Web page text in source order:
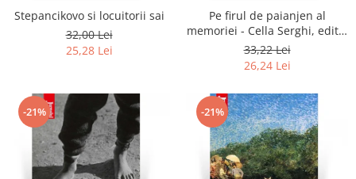
Stepancikovo si locuitorii sai
32,00 Lei
25,28 Lei
Pe firul de paianjen al
memoriei - Cella Serghi, editia
2020
33,22 Lei
26,24 Lei
-21% -21%